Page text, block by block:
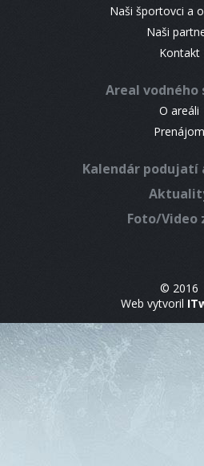
Naši športovci a
Naši
Kontakt
Areal vodného
O areáli
Prenájom
Kalendár podujatí
Foto/Video
© 2016
Web vytvoril